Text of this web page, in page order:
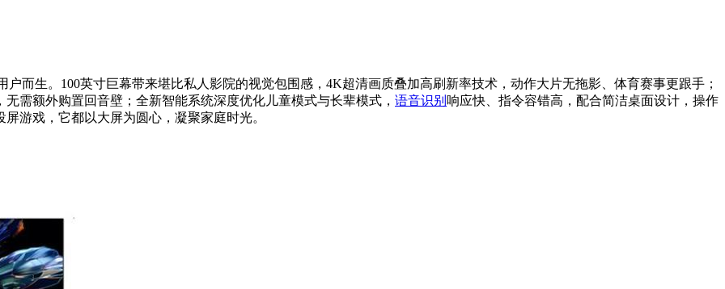
户而生。100英寸巨幕带来堪比私人影院的视觉包围感，4K超清画质叠加高刷新率技术，动作大片无拖影、体育赛事更跟手；
需额外购置回音壁；全新智能系统深度优化儿童模式与长辈模式， 语音识别 响应快、指令容错高，配合简洁桌面设计，操作
游戏，它都以大屏为圆心，凝聚家庭时光。